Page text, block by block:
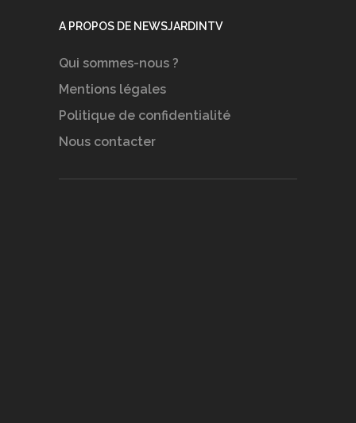
A PROPOS DE NEWSJARDINTV
Qui sommes-nous ?
Mentions légales
Politique de confidentialité
Nous contacter